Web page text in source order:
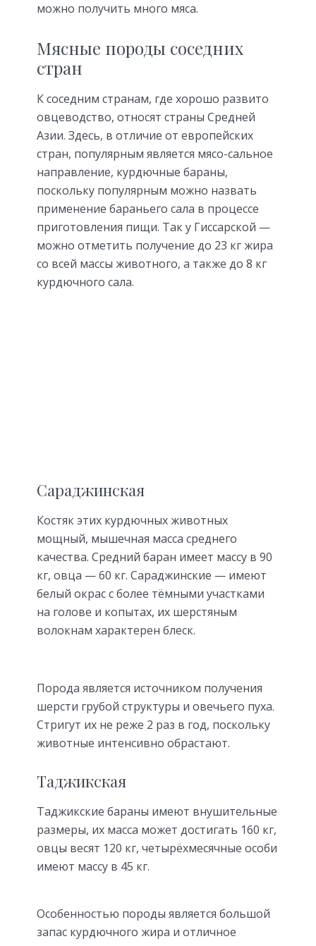
можно получить много мяса.
Мясные породы соседних
стран
К соседним странам, где хорошо развито
овцеводство, относят страны Средней
Азии. Здесь, в отличие от европейских
стран, популярным является мясо-сальное
направление, курдючные бараны,
поскольку популярным можно назвать
применение бараньего сала в процессе
приготовления пищи. Так у Гиссарской —
можно отметить получение до 23 кг жира
со всей массы животного, а также до 8 кг
курдючного сала.
Сараджинская
Костяк этих курдючных животных
мощный, мышечная масса среднего
качества. Средний баран имеет массу в 90
кг, овца — 60 кг. Сараджинские — имеют
белый окрас с более тёмными участками
на голове и копытах, их шерстяным
волокнам характерен блеск.
Порода является источником получения
шерсти грубой структуры и овечьего пуха.
Стригут их не реже 2 раз в год, поскольку
животные интенсивно обрастают.
Таджикская
Таджикские бараны имеют внушительные
размеры, их масса может достигать 160 кг,
овцы весят 120 кг, четырёхмесячные особи
имеют массу в 45 кг.
Особенностью породы является большой
запас курдючного жира и отличное